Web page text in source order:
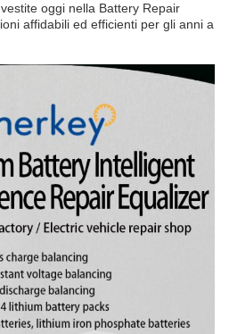
oggi nella Battery Repair
affidabili ed efficienti per gli anni a